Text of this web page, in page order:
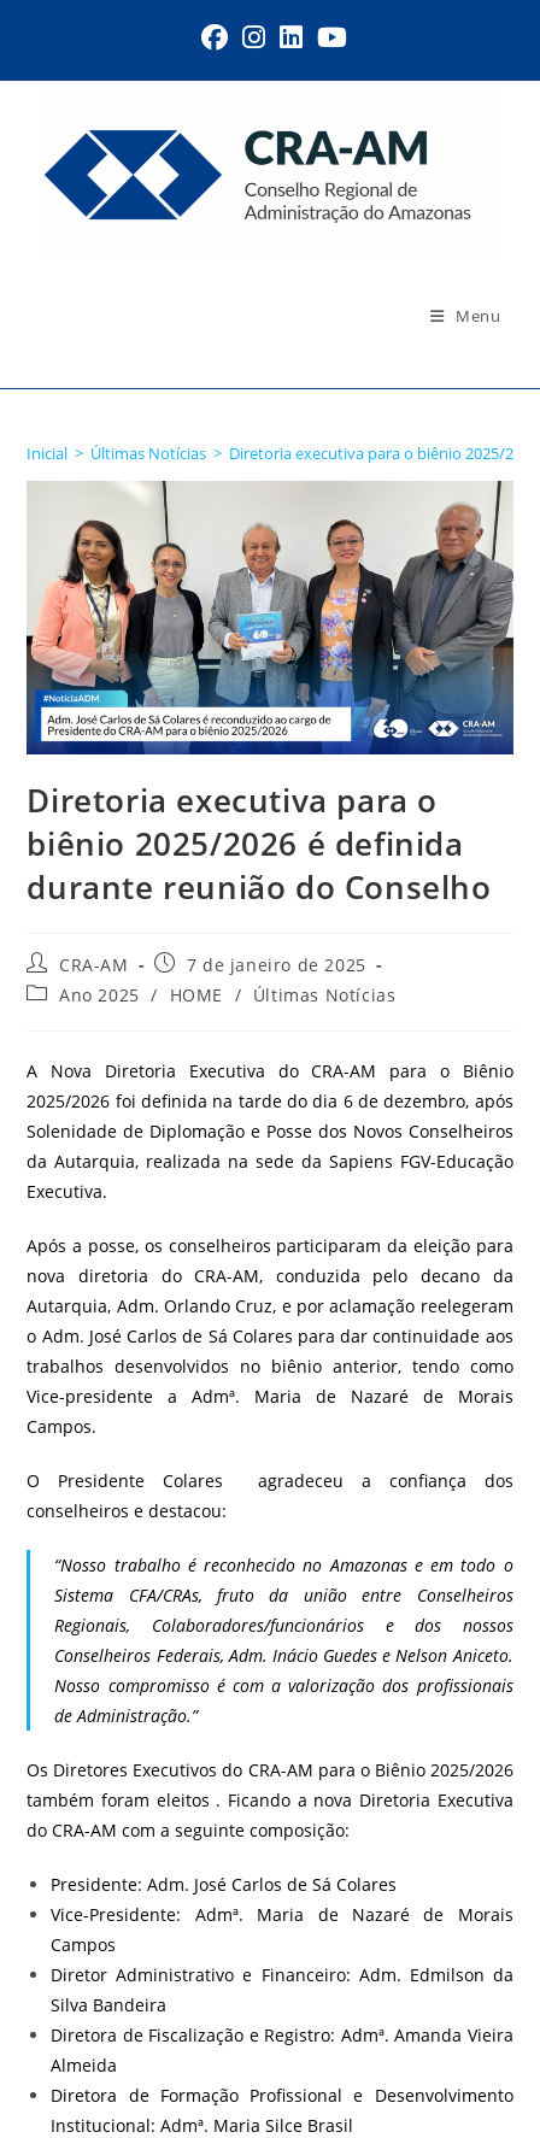
Menu
Inicial > Últimas Notícias > Diretoria executiva para o biênio 2025/
Diretoria executiva para o
biênio 2025/2026 é definida
durante reunião do Conselho
CRA-AM
7 de janeiro de 2025
Ano 2025 / HOME / Últimas Notícias
A Nova Diretoria Executiva do CRA-AM para o Biênio
2025/2026 foi definida na tarde do dia 6 de dezembro, após
Solenidade de Diplomação e Posse dos Novos Conselheiros
da Autarquia, realizada na sede da Sapiens FGV-Educação
Executiva.
Após a posse, os conselheiros participaram da eleição para
nova diretoria do CRA-AM, conduzida pelo decano da
Autarquia, Adm. Orlando Cruz, e por aclamação reelegeram
o Adm. José Carlos de Sá Colares para dar continuidade aos
trabalhos desenvolvidos no biênio anterior, tendo como
Vice-presidente a Admª. Maria de Nazaré de Morais
Campos.
O Presidente Colares agradeceu a confiança dos
conselheiros e destacou:
“Nosso trabalho é reconhecido no Amazonas e em todo o
Sistema CFA/CRAs, fruto da união entre Conselheiros
Regionais, Colaboradores/funcionários e dos nossos
Conselheiros Federais, Adm. Inácio Guedes e Nelson Aniceto.
Nosso compromisso é com a valorização dos profissionais
de Administração.”
Os Diretores Executivos do CRA-AM para o Biênio 2025/2026
também foram eleitos . Ficando a nova Diretoria Executiva
do CRA-AM com a seguinte composição:
Presidente: Adm. José Carlos de Sá Colares
Vice-Presidente: Admª. Maria de Nazaré de Morais
Campos
Diretor Administrativo e Financeiro: Adm. Edmilson da
Silva Bandeira
Diretora de Fiscalização e Registro: Admª. Amanda Vieira
Almeida
Diretora de Formação Profissional e Desenvolvimento
Institucional: Admª. Maria Silce Brasil